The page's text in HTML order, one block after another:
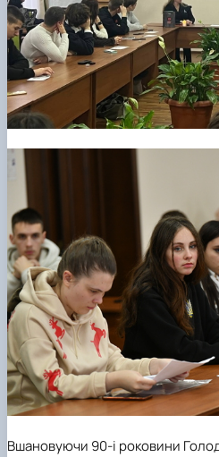
Вшановуючи 90-і роковини